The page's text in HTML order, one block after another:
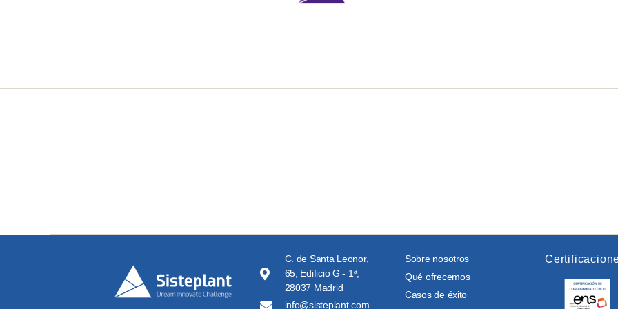
C. de Santa Leonor,
65, Edificio G - 1ª,
28037 Madrid
info@sisteplant.com
Sobre nosotros
Qué ofrecemos
Casos de éxito